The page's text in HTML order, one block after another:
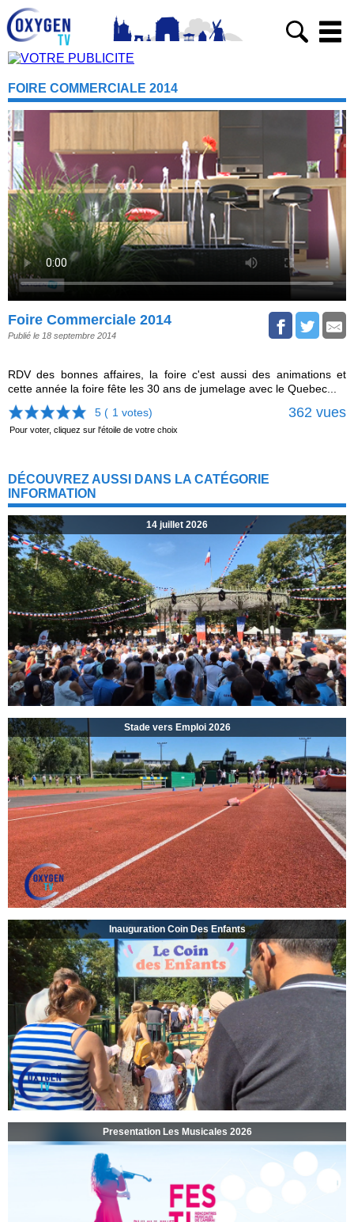
FOIRE COMMERCIALE 2014
Foire Commerciale 2014
Publié le 18 septembre 2014
RDV des bonnes affaires, la foire c'est aussi des animations et
cette année la foire fête les 30 ans de jumelage avec le Quebec...
5 ( 1 votes) 362 vues
Pour voter, cliquez sur l'étoile de votre choix
DÉCOUVREZ AUSSI DANS LA CATÉGORIE
INFORMATION
14 juillet 2026
Stade vers Emploi 2026
Inauguration Coin Des Enfants
Presentation Les Musicales 2026